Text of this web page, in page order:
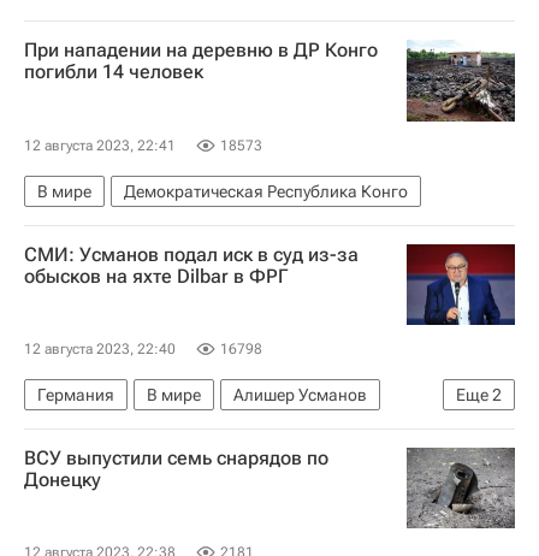
При нападении на деревню в ДР Конго
погибли 14 человек
12 августа 2023, 22:41 18573
В мире Демократическая Республика Конго
СМИ: Усманов подал иск в суд из-за
обысков на яхте Dilbar в ФРГ
12 августа 2023, 22:40 16798
Еще2
Германия В мире
Алишер Усманов
Евросоюз
Санкции в отношении России
ВСУ выпустили семь снарядов по
Донецку
12 августа 2023, 22:38 2181